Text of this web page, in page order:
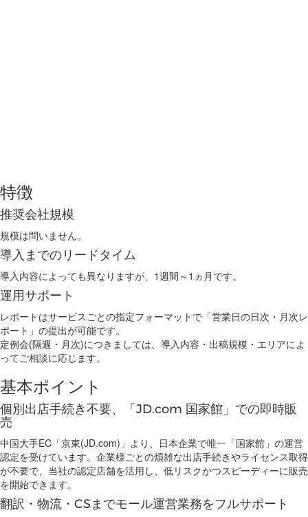
特徴
推奨会社規模
規模は問いません。
導入までのリードタイム
導入内容によっても異なりますが、1週間～1ヵ月です。
運用サポート
レポートはサービスごとの指定フォーマットで「営業日の日次・月次レ
ポート」の提出が可能です。
定例会(隔週・月次)につきましては、導入内容・出稿規模・エリアによ
ってご相談に応じます。
基本ポイント
個別出店手続き不要、「JD.com 国家館」での即時販
売
中国大手EC「京東(JD.com)」より、日本企業で唯一「国家館」の運営
認定を受けています。企業様ごとの煩雑な出店手続きやライセンス取得
が不要で、当社の認定店舗を活用し、低リスクかつスピーディーに販売
を開始できます。
翻訳・物流・CSまでモール運営業務をフルサポート